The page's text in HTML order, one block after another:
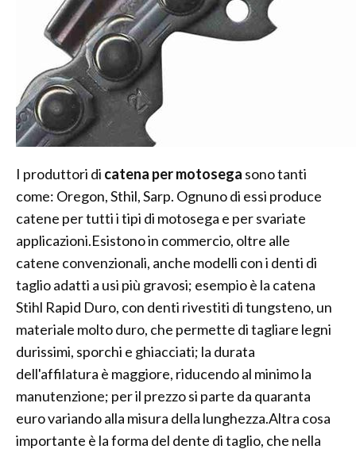
I produttori di catena per motosega sono tanti
come: Oregon, Sthil, Sarp. Ognuno di essi produce
catene per tutti i tipi di motosega e per svariate
applicazioni.Esistono in commercio, oltre alle
catene convenzionali, anche modelli con i denti di
taglio adatti a usi più gravosi; esempio è la catena
Stihl Rapid Duro, con denti rivestiti di tungsteno, un
materiale molto duro, che permette di tagliare legni
durissimi, sporchi e ghiacciati; la durata
dell'affilatura è maggiore, riducendo al minimo la
manutenzione; per il prezzo si parte da quaranta
euro variando alla misura della lunghezza.Altra cosa
importante è la forma del dente di taglio, che nella